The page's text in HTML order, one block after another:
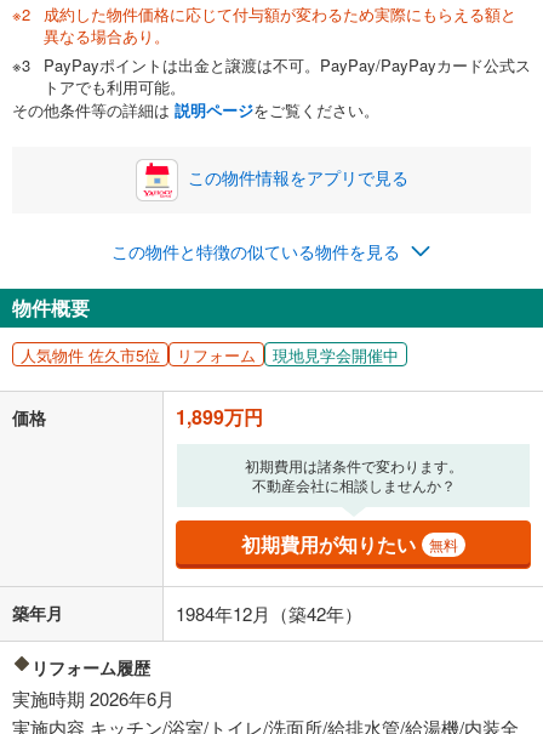
0万円 1,899万円
自己資金から住宅購入にかけられる金額を入力してくださ
い。一般的には物件価格の2割までが目安です。
閉じる
ボーナス
万円
0円
ナス時の増額分（1回分）を入力してください。
ボーナス払いの限度額は金融機関によって異なります。
閉じる
月々の返済額
る値は、実際の金融機関等における貸出金利とは何ら関係がなく、実際
の金融機関等における貸出金利を何ら保証するものではありません。返
済方法「元利均等返済」にて算出しております。入力された金利を35年
適用した場合の計算結果を表示しています。
その他月額費用や、初期費用がかかります。ご注意ください。実際にお
借り入れの際は各金融機関等に、必ずご自身でご確認をお願いいたしま
条件によってお借り入れができないことがあります。
不動産会社に購入相談をする 無料
閉じる
成約した物件価格に応じて付与額が変わるため実際にもらえる額と
異なる場合あり。
PayPayポイントは出金と譲渡は不可。PayPay/PayPayカード公式ス
トアでも利用可能。
その他条件等の詳細は 説明ページをご覧ください。
この物件情報をアプリで見る
この物件と特徴の似ている物件を見る
物件概要
人気物件 佐久市5位 リフォーム 現地見学会開催中
価格 1,899万円
初期費用は諸条件で変わります。
不動産会社に相談しませんか？
初期費用が知りたい 無料
築年月 1984年12月（築42年）
リフォーム履歴
実施時期 2026年6月
実施内容 キッチン/浴室/トイレ/洗面所/給排水管/給湯機/内装全